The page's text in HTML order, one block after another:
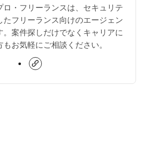
ロ・フリーランスは、セキュリテ
たフリーランス向けのエージェン
。案件探しだけでなくキャリアに
もお気軽にご相談ください。